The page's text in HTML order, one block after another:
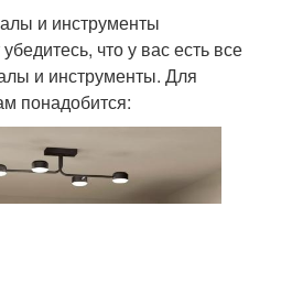
и инструменты
что у вас есть все
и инструменты. Для
понадобится: